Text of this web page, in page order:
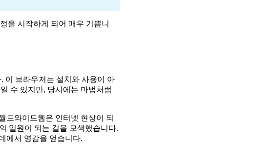
을 시작하게 되어 매우 기쁩니
이 브라우저는 설치와 사용이 아
수 있지만, 당시에는 마법처럼
드와이드웹은 인터넷 현상이 되
일원이 되는 길을 모색했습니다.
에서 영감을 얻습니다.